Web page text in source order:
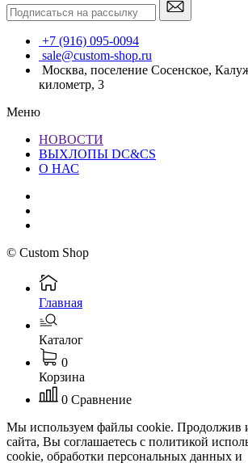
+7 (916) 095-0094
sale@custom-shop.ru
Москва, поселение Сосенское,
километр, 3
Меню
НОВОСТИ
ВЫХЛОПЫ DC&CS
О НАС
© Custom Shop
Главная
Каталог
0
Корзина
0 Сравнение
Мы используем файлы cookie. Продолжив
сайта, Вы соглашаетесь с политикой
cookie, обработки персональных данных и